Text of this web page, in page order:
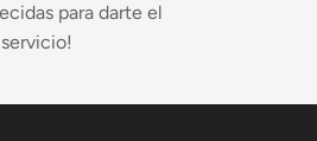
para darte el